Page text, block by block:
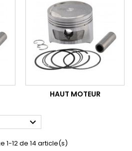
HAUT MOTEUR

1-12 de 14 article(s)